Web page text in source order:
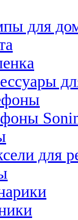
для
для